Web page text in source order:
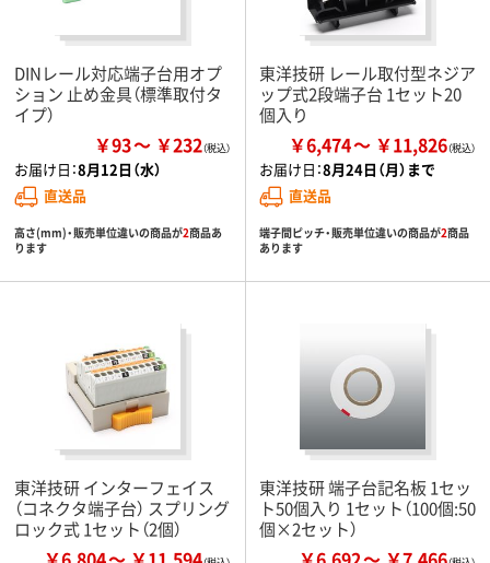
DINレール対応端子台用オプ
ション 止め金具（標準取付タ
イプ）
￥93 ￥232
お届け日：8月12日（水）
直送品
高さ(mm)・販売単位違いの商品が2商品あ
ります
東洋技研 レール取付型ネジア
ップ式2段端子台 1セット20
個入り
￥6,474 ￥11,826
お届け日：8月24日（月）まで
直送品
端子間ピッチ・販売単位違いの商品が2商品
あります
東洋技研 インターフェイス
（コネクタ端子台） スプリング
ロック式 1セット（2個）
東洋技研 端子台記名板 1セッ
ト50個入り 1セット（100個:50
個×2セット）